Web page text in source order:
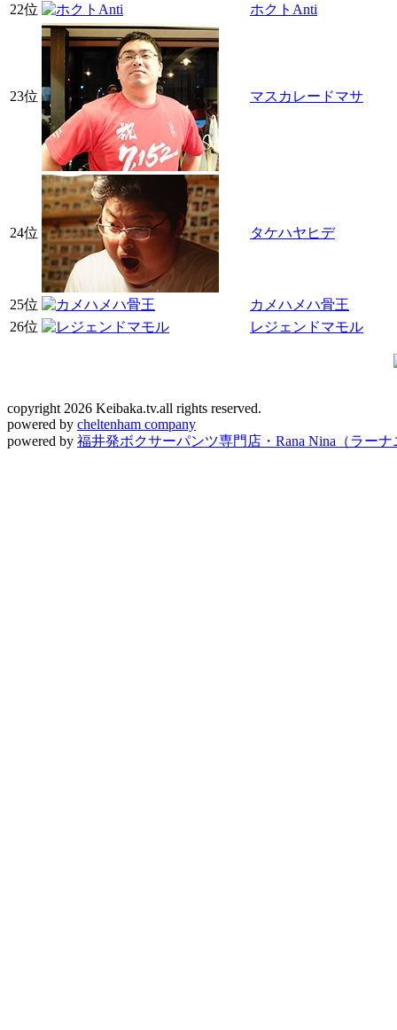
22位
ホクトAnti
23位 マスカレードマサ
24位 タケハヤヒデ
25位
カメハメハ骨王
26位
レジェンドマモル
copyright 2026 Keibaka.tv.all rights reserved.
powered by cheltenham company
powered by 福井発ボクサーパンツ専門店・Rana Nina（ラー